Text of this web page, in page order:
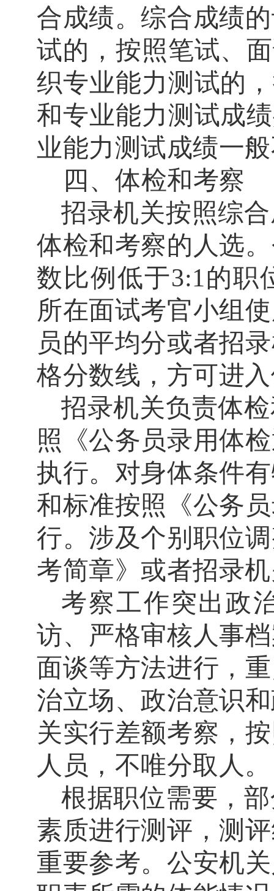
合成绩。综合成绩
试的，按照笔试、
织专业能力测试的
和专业能力测试成
业能力测试成绩一
四、体检和考察
招录机关按照综
体检和考察的人选
数比例低于3:1的职
所在面试考官小组
员的平均分或者招
格分数线，方可进
招录机关负责体
照《公务员录用体
执行。对身体条件
和标准按照《公务
行。涉及个别职位
考简章》或者招录
考察工作突出政
访、严格审核人事
面谈等方法进行，
治立场、政治意识
关实行差额考察，
人员，不唯分取人。
根据职位需要，
素质进行测评，测
重要参考。公安机